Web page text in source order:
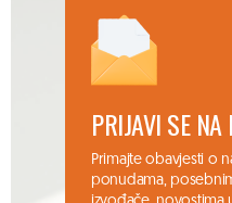
PRIJAVI SE NA
Primajte obavjesti o
ponudama,